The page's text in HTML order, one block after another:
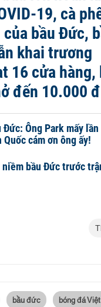
19, cà
của bầu Đức,
khai trương
16 cửa hàng,
đến 10.000
Đức: Ông Park mấy
Quốc cám ơn ông ấy!
niềm bầu Đức trước
bầu đức bóng đá